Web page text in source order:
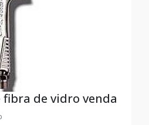
de vidro venda